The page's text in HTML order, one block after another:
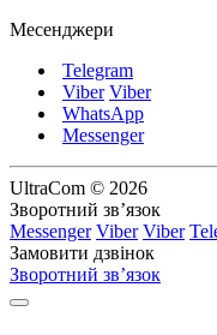
Месенджери
Telegram
Viber Viber
WhatsApp
Messenger
UltraCom © 2026
Зворотний зв’язок
Messenger Viber Viber
Замовити дзвінок
Зворотний зв’язок